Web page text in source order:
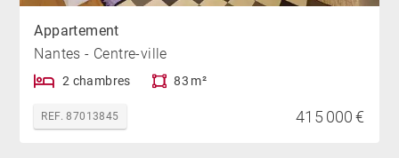
Appartement
Nantes - Centre-ville
2 chambres 83 m²
REF. 87013845 415 000 €